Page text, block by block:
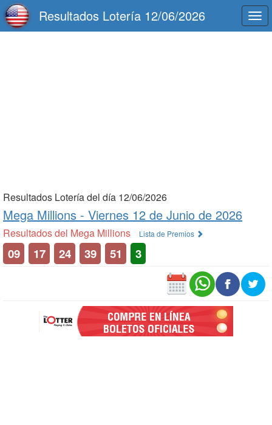
Resultados Lotería 12/06/2026
Resultados Lotería del día 12/06/2026
Mega Millions - Viernes 12 de Junio de 2026
Resultados del Mega Millions Lista de Premios
09 17 24 39 51 3